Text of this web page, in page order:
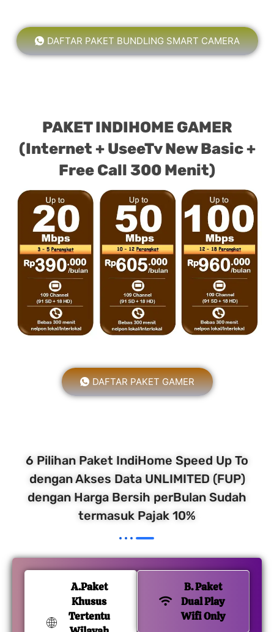
DAFTAR PAKET BUNDLING SMART CAMERA
PAKET INDIHOME GAMER
(Internet + UseeTv New Basic +
Free Call 300 Menit)
DAFTAR PAKET GAMER
6 Pilihan Paket IndiHome Speed Up To
dengan Akses Data UNLIMITED (FUP)
dengan Harga Bersih perBulan Sudah
termasuk Pajak 10%
A.Paket
Khusus
Tertentu
B. Paket
Dual Play
Wifi Only